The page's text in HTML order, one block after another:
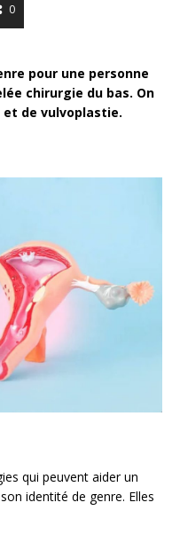
0
pour une personne
chirurgie du bas. On
de vulvoplastie.
qui peuvent aider un
identité de genre. Elles